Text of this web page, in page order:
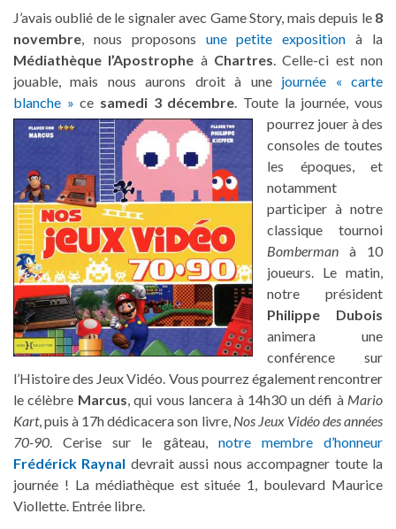
J’avais oublié de le signaler avec Game Story, mais depuis le 8
novembre, nous proposons une petite exposition à la
Médiathèque l’Apostrophe à Chartres. Celle-ci est non
jouable, mais nous aurons droit à une journée « carte
blanche » ce samedi 3 décembre. Toute la journée, vous
pourrez jouer à des
consoles de toutes
les époques, et
notamment
participer à notre
classique tournoi
Bomberman à 10
joueurs. Le matin,
notre président
Philippe Dubois
animera une
conférence sur
l’Histoire des Jeux Vidéo. Vous pourrez également rencontrer
le célèbre Marcus, qui vous lancera à 14h30 un défi à Mario
Kart, puis à 17h dédicacera son livre, Nos Jeux Vidéo des années
70-90. Cerise sur le gâteau, notre membre d’honneur
Frédérick Raynal devrait aussi nous accompagner toute la
journée ! La médiathèque est située 1, boulevard Maurice
Viollette. Entrée libre.